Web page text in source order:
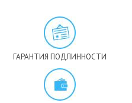
ГАРАНТИЯ ПОДЛИННОСТИ